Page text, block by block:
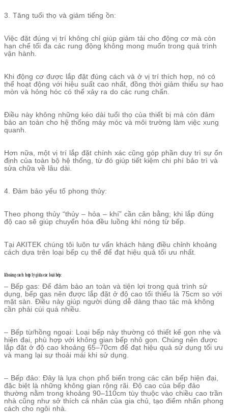
3. Tăng tuổi thọ và giảm tiếng ồn:
Việc đặt đúng vị trí không chỉ giúp giảm tải cho động cơ mà còn
hạn chế tối đa các rung động không mong muốn trong quá trình
vận hành.
Khi động cơ được lắp đặt đúng cách và ở vị trí thích hợp, nó có
thể hoạt động với hiệu suất cao nhất, đồng thời giảm thiểu sự hao
mòn và hỏng hóc có thể xảy ra do các rung chấn.
Điều này không những kéo dài tuổi thọ của thiết bị mà còn đảm
bảo an toàn cho hệ thống máy móc và môi trường làm việc xung
quanh.
Hơn nữa, một vị trí lắp đặt chính xác cũng góp phần duy trì sự ổn
định của toàn bộ hệ thống, từ đó giúp tiết kiệm chi phí bảo trì và
sửa chữa về lâu dài.
4. Đảm bảo yếu tố phong thủy:
Theo phong thủy “thủy – hỏa – khí” cần cân bằng; khi lắp đúng
độ cao sẽ giúp chuyển hóa đều luồng khí nóng từ bếp.
Tại AKITEK chúng tôi luôn tư vấn khách hàng điều chỉnh khoảng
cách dựa trên loại bếp cụ thể để đạt hiệu quả tối ưu nhất.
Khoảng cách hợp lý giữa các loại bếp:
– Bếp gas: Để đảm bảo an toàn và tiện lợi trong quá trình sử
dụng, bếp gas nên được lắp đặt ở độ cao tối thiểu là 75cm so với
mặt sàn. Điều này giúp người dùng dễ dàng thao tác mà không
cần phải cúi quá nhiều.
– Bếp từ/hồng ngoại: Loại bếp này thường có thiết kế gọn nhẹ và
hiện đại, phù hợp với không gian bếp nhỏ gọn. Chúng nên được
lắp đặt ở độ cao khoảng 65–70cm để đạt hiệu quả sử dụng tối ưu
và mang lại sự thoải mái khi sử dụng.
– Bếp đảo: Đây là lựa chọn phổ biến trong các căn bếp hiện đại,
đặc biệt là những không gian rộng rãi. Độ cao của bếp đảo
thường nằm trong khoảng 90–110cm tùy thuộc vào chiều cao trần
nhà cũng như sở thích cá nhân của gia chủ, tạo điểm nhấn phong
cách cho ngôi nhà.